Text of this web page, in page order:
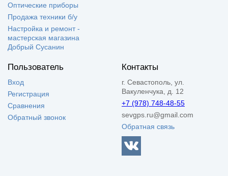
Оптические приборы
Продажа техники б/у
Настройка и ремонт -
мастерская магазина
Добрый Сусанин
Пользователь
Вход
Регистрация
Сравнения
Обратный звонок
Контакты
г. Севастополь, ул.
Вакуленчука, д. 12
+7 (978) 748-48-55
sevgps.ru@gmail.com
Обратная связь